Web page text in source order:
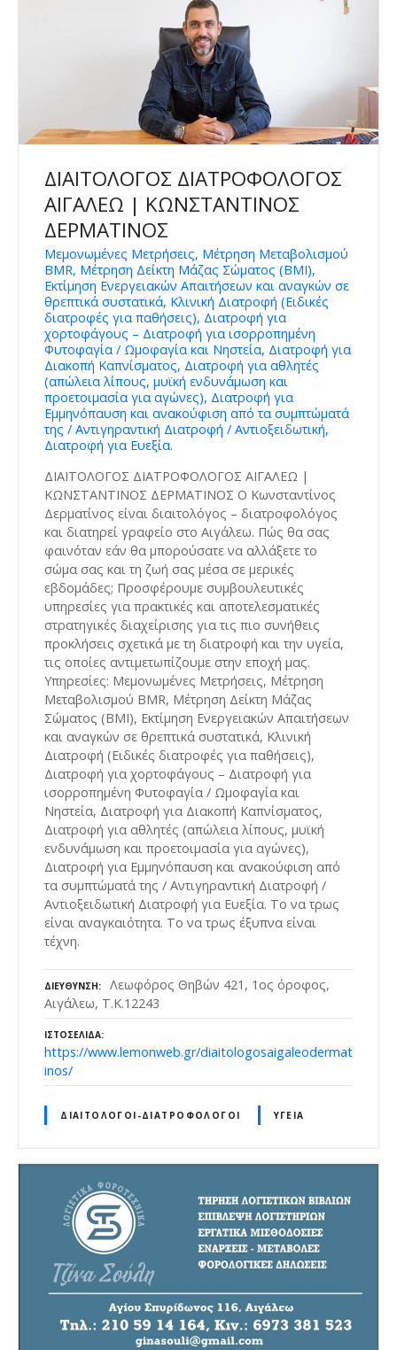
ΔΙΑΙΤΟΛΟΓΟΣ ΔΙΑΤΡΟΦΟΛΟΓΟΣ
ΑΙΓΑΛΕΩ | ΚΩΝΣΤΑΝΤΙΝΟΣ
ΔΕΡΜΑΤΙΝΟΣ
Μεμονωμένες Μετρήσεις, Μέτρηση Μεταβολισμού
BMR, Μέτρηση Δείκτη Μάζας Σώματος (BMI),
Εκτίμηση Ενεργειακών Απαιτήσεων και αναγκών σε
θρεπτικά συστατικά, Κλινική Διατροφή (Ειδικές
διατροφές για παθήσεις), Διατροφή για
χορτοφάγους – Διατροφή για ισορροπημένη
Φυτοφαγία / Ωμοφαγία και Νηστεία, Διατροφή για
Διακοπή Καπνίσματος, Διατροφή για αθλητές
(απώλεια λίπους, μυϊκή ενδυνάμωση και
προετοιμασία για αγώνες), Διατροφή για
Εμμηνόπαυση και ανακούφιση από τα συμπτώματά
της / Αντιγηραντική Διατροφή / Αντιοξειδωτική,
Διατροφή για Ευεξία.
ΔΙΑΙΤΟΛΟΓΟΣ ΔΙΑΤΡΟΦΟΛΟΓΟΣ ΑΙΓΑΛΕΩ |
ΚΩΝΣΤΑΝΤΙΝΟΣ ΔΕΡΜΑΤΙΝΟΣ Ο Κωνσταντίνος
Δερματίνος είναι διαιτολόγος – διατροφολόγος
και διατηρεί γραφείο στο Αιγάλεω. Πώς θα σας
φαινόταν εάν θα μπορούσατε να αλλάξετε το
σώμα σας και τη ζωή σας μέσα σε μερικές
εβδομάδες; Προσφέρουμε συμβουλευτικές
υπηρεσίες για πρακτικές και αποτελεσματικές
στρατηγικές διαχείρισης για τις πιο συνήθεις
προκλήσεις σχετικά με τη διατροφή και την υγεία,
τις οποίες αντιμετωπίζουμε στην εποχή μας.
Υπηρεσίες: Μεμονωμένες Μετρήσεις, Μέτρηση
Μεταβολισμού BMR, Μέτρηση Δείκτη Μάζας
Σώματος (BMI), Εκτίμηση Ενεργειακών Απαιτήσεων
και αναγκών σε θρεπτικά συστατικά, Κλινική
Διατροφή (Ειδικές διατροφές για παθήσεις),
Διατροφή για χορτοφάγους – Διατροφή για
ισορροπημένη Φυτοφαγία / Ωμοφαγία και
Νηστεία, Διατροφή για Διακοπή Καπνίσματος,
Διατροφή για αθλητές (απώλεια λίπους, μυϊκή
ενδυνάμωση και προετοιμασία για αγώνες),
Διατροφή για Εμμηνόπαυση και ανακούφιση από
τα συμπτώματά της / Αντιγηραντική Διατροφή /
Αντιοξειδωτική Διατροφή για Ευεξία. Το να τρως
είναι αναγκαιότητα. Το να τρως έξυπνα είναι
τέχνη.
ΔΙΕΎΘΥΝΣΗ
Λεωφόρος Θηβών 421, 1ος όροφος,
Αιγάλεω, Τ.Κ.12243
ΙΣΤΟΣΕΛΊΔΑ
https://www.lemonweb.gr/diaitologosaigaleodermat
inos/
ΔΙΑΙΤΟΛΌΓΟΙ-ΔΙΑΤΡΟΦΟΛΌΓΟΙ ΥΓΕΊΑ